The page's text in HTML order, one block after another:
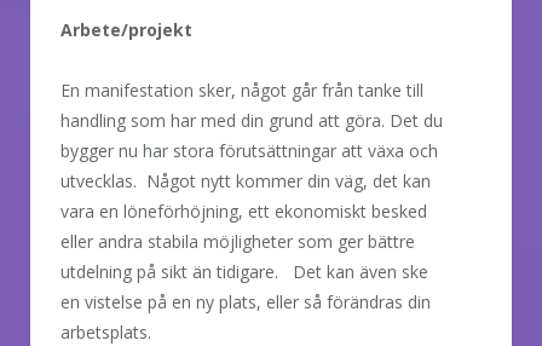
Arbete/projekt
En manifestation sker, något går från tanke till
handling som har med din grund att göra. Det du
bygger nu har stora förutsättningar att växa och
utvecklas. Något nytt kommer din väg, det kan
vara en löneförhöjning, ett ekonomiskt besked
eller andra stabila möjligheter som ger bättre
utdelning på sikt än tidigare. Det kan även ske
en vistelse på en ny plats, eller så förändras din
arbetsplats.